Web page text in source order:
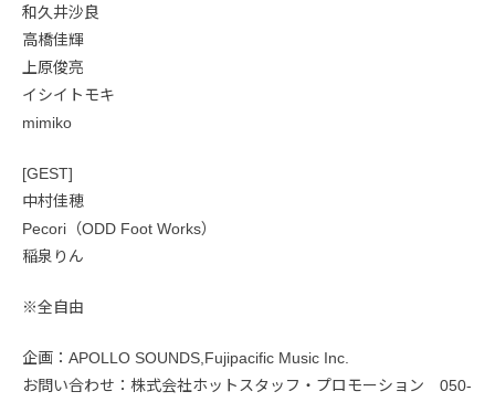
和久井沙良
高橋佳輝
上原俊亮
イシイトモキ
mimiko
[GEST]
中村佳穂
Pecori（ODD Foot Works）
稲泉りん
※全自由
企画：APOLLO SOUNDS,Fujipacific Music Inc.
お問い合わせ：株式会社ホットスタッフ・プロモーション 050-